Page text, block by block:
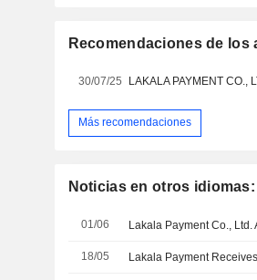
Recomendaciones de los
30/07/25
Más recomendaciones
Noticias en otros
01/06
18/05 Lakala Payment